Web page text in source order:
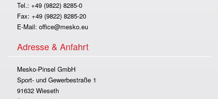
Tel.: +49 (9822) 8285-0
Fax: +49 (9822) 8285-20
E-Mail: office@mesko.eu
Adresse & Anfahrt
Mesko-Pinsel GmbH
Sport- und Gewerbestraße 1
91632 Wieseth